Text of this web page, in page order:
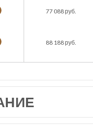
77 088руб.
88 188руб.